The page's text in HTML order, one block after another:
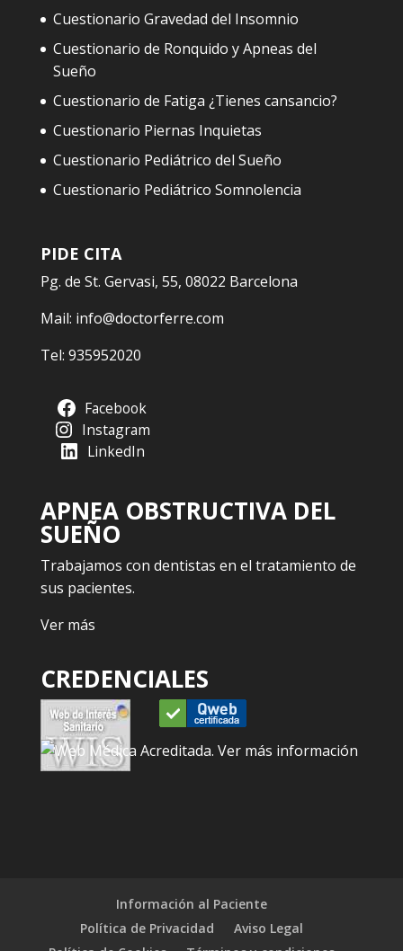
Cuestionario Gravedad del Insomnio
Cuestionario de Ronquido y Apneas del
Sueño
Cuestionario de Fatiga ¿Tienes cansancio?
Cuestionario Piernas Inquietas
Cuestionario Pediátrico del Sueño
Cuestionario Pediátrico Somnolencia
PIDE CITA
Pg. de St. Gervasi, 55, 08022 Barcelona
Mail: info@doctorferre.com
Tel: 935952020
Facebook
Instagram
LinkedIn
APNEA OBSTRUCTIVA DEL
SUEÑO
Trabajamos con dentistas en el tratamiento de
sus pacientes.
Ver más
CREDENCIALES
Información al Paciente
Política de Privacidad
Aviso Legal